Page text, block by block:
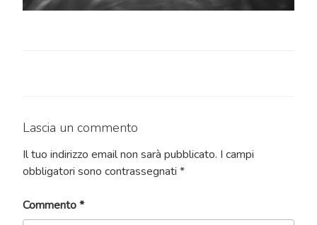
Lascia un commento
Il tuo indirizzo email non sarà pubblicato. I campi
obbligatori sono contrassegnati *
Commento*